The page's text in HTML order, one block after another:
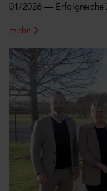
01/2026 — Erfolgreiche
mehr